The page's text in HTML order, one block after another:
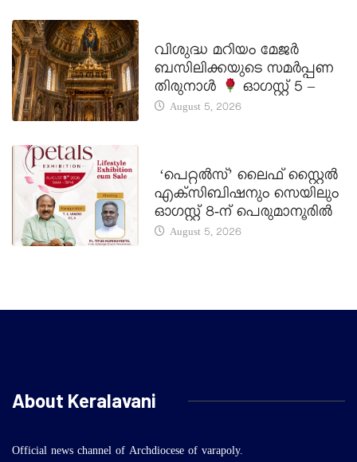
വിശുദ്ധ മറിയം മേജർ
ബസിലിക്കയുടെ സമർപ്പണ
തിരുനാൾ
ഓഗസ്റ്റ് 5 –
August 5, 2026
‘പെറ്റൽസ്’ ലൈഫ് സ്റ്റൈൽ
എക്സിബിഷനും സെയിലും
ഓഗസ്റ്റ് 8-ന് പെരുമാനൂരിൽ
August 5, 2026
About Keralavani
Official news channel of Archdiocese of varapoly.